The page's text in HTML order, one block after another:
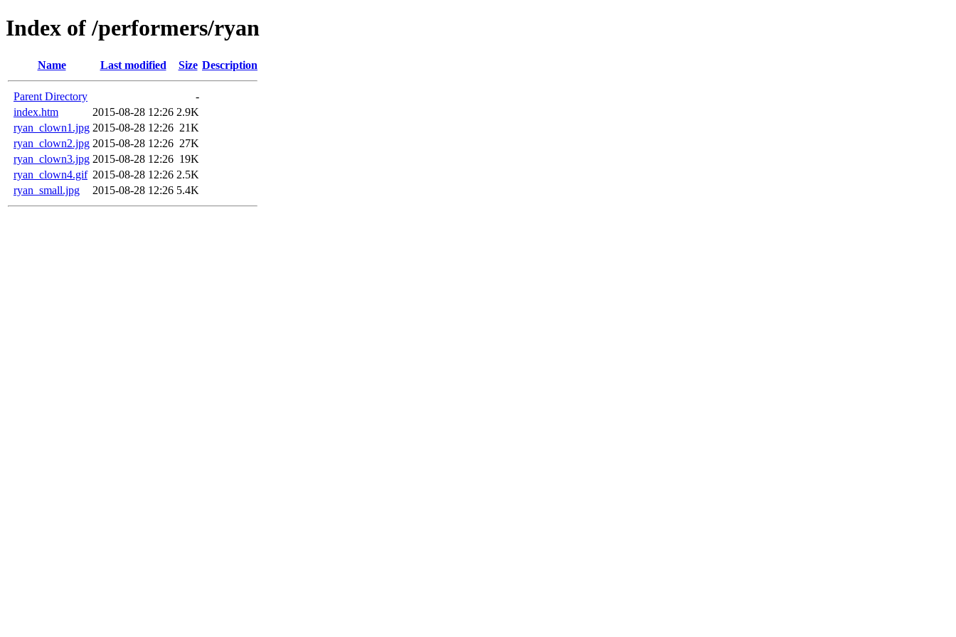
Index of /performers/ryan
Name Last modified Size Description
Parent Directory
-
index.htm
2015-08-28 12:26 2.9K
ryan_clown1.jpg 2015-08-28 12:26 21K
ryan_clown2.jpg 2015-08-28 12:26 27K
ryan_clown3.jpg 2015-08-28 12:26 19K
ryan_clown4.gif 2015-08-28 12:26 2.5K
ryan_small.jpg
2015-08-28 12:26 5.4K